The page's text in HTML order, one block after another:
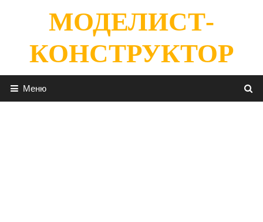
содержимомуМОДЕЛИСТ-
КОНСТРУКТОР
Меню